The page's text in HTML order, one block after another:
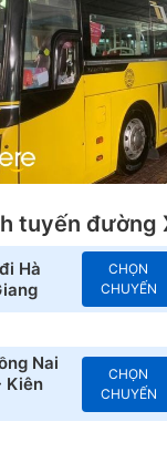
tuyến đường
Hà
CHỌN
CHUYẾN
Nai
Kiên
CHỌN
CHUYẾN